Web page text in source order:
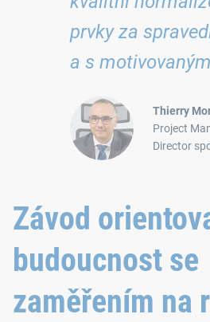
prvky za
a s
Thierry
Project
Director
Závod
budoucnost se
zaměřením na